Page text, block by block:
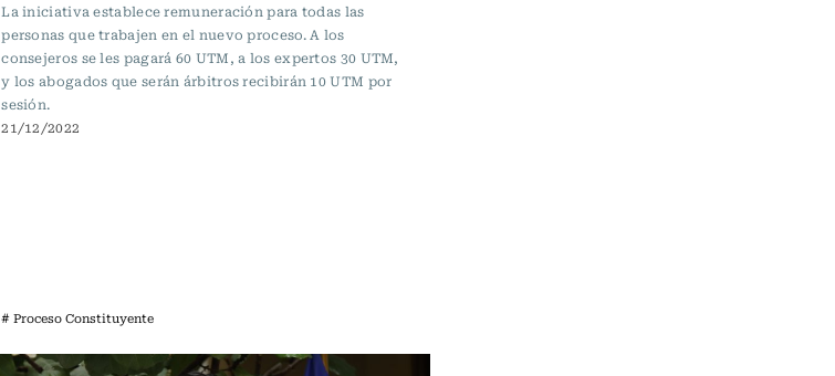
La iniciativa establece remuneración para todas las
personas que trabajen en el nuevo proceso. A los
consejeros se les pagará 60 UTM, a los expertos 30 UTM,
y los abogados que serán árbitros recibirán 10 UTM por
sesión.
21/12/2022
# Proceso Constituyente